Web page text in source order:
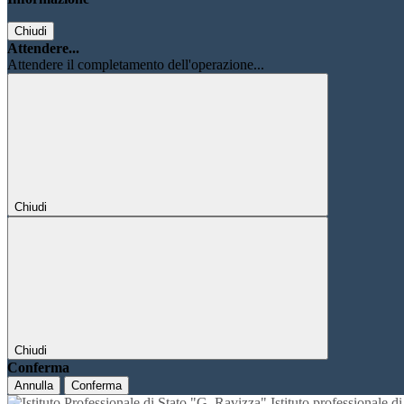
Chiudi
Attendere...
Attendere il completamento dell'operazione...
Chiudi
Chiudi
Conferma
Annulla Conferma